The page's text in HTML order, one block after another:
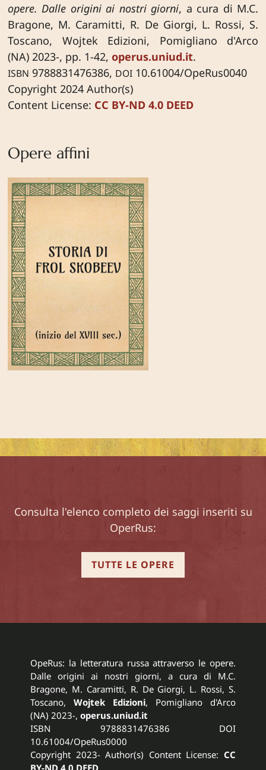
opere. Dalle origini ai nostri giorni, a cura di M.C.
Bragone, M. Caramitti, R. De Giorgi, L. Rossi, S.
Toscano, Wojtek Edizioni, Pomigliano d'Arco
(NA) 2023-, pp. 1-42, operus.uniud.it.
ISBN 9788831476386, DOI 10.61004/OpeRus0040
Copyright 2024 Author(s)
Content License: CC BY-ND 4.0 DEED
Opere affini
Consulta l'elenco completo dei saggi inseriti su
OperRus:
TUTTE LE OPERE
OpeRus: la letteratura russa attraverso le opere.
Dalle origini ai nostri giorni, a cura di M.C.
Bragone, M. Caramitti, R. De Giorgi, L. Rossi, S.
Toscano,Wojtek Edizioni, Pomigliano d'Arco
(NA) 2023-,operus.uniud.it
ISBN 9788831476386 DOI
10.61004/OpeRus0000
Copyright 2023- Author(s) Content License: CC
BY-ND 4.0 DEED